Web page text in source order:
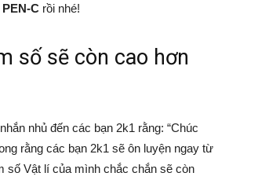
PEN-C rồi nhé!
số sẽ còn cao hơn
nhủ đến các bạn 2k1 rằng: “Chúc
rằng các bạn 2k1 sẽ ôn luyện ngay từ
số Vật lí của mình chắc chắn sẽ còn